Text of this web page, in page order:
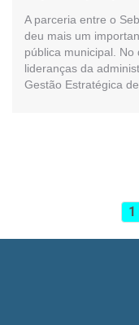
A parceria entre o
deu mais um
pública municipal.
lideranças da
Gestão Estratégica
1